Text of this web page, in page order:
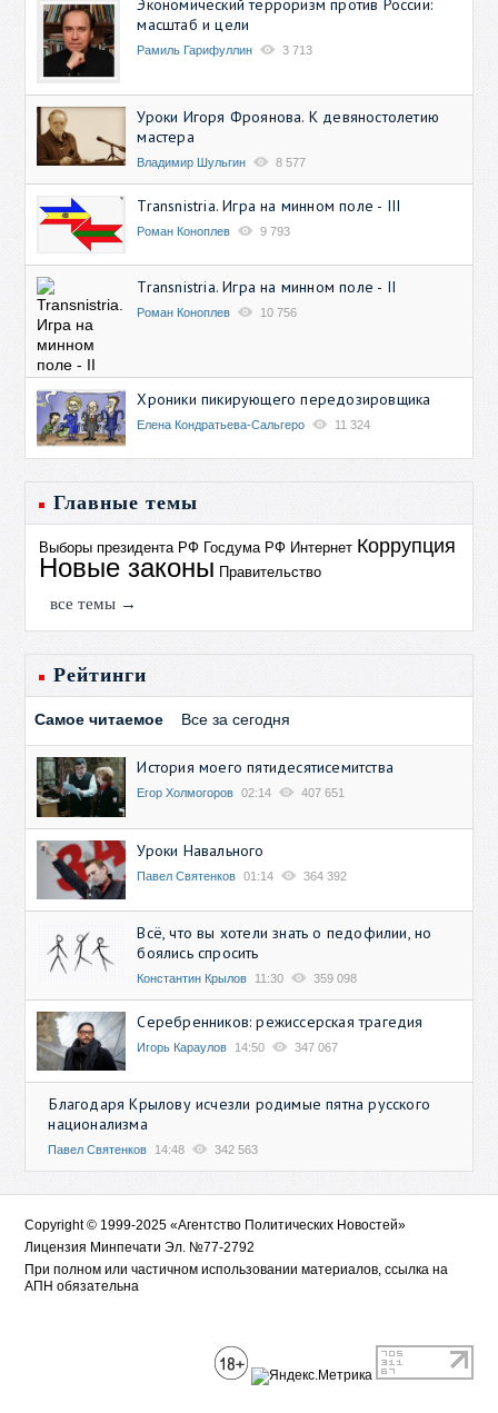
масштаб и цели
Рамиль Гарифуллин 3 713
Уроки Игоря Фроянова. К девяностолетию
мастера
Владимир Шульгин 8 577
Transnistria. Игра на минном поле - III
Роман Коноплев 9 793
Transnistria. Игра на минном поле - II
Роман Коноплев 10 756
Хроники пикирующего передозировщика
Елена Кондратьева-Сальгеро 11 324
Главные темы
Выборы президента РФ Госдума РФ Интернет Коррупция
Новые законы Правительство
все темы →
Рейтинги
Самое читаемое Все за сегодня
История моего пятидесятисемитства
Егор Холмогоров 02:14 407 651
Уроки Навального
Павел Святенков 01:14 364 392
Всё, что вы хотели знать о педофилии, но
боялись спросить
Константин Крылов 11:30 359 098
Серебренников: режиссерская трагедия
Игорь Караулов 14:50 347 067
Благодаря Крылову исчезли родимые пятна русского
национализма
Павел Святенков 14:48 342 563
Copyright © 1999-2025 «Агентство Политических Новостей»
Лицензия Минпечати Эл. №77-2792
При полном или частичном использовании материалов, ссылка на
АПН обязательна